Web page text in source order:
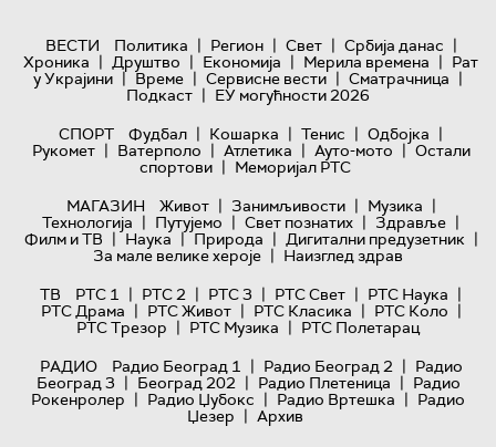
ВЕСТИ Политика | Регион | Свет | Србија данас |
Хроника | Друштво | Економија | Мерила времена | Рат
у Украјини | Време | Сервисне вести | Сматрачница |
Подкаст | ЕУ могућности 2026
СПОРТ
Фудбал | Кошарка | Тенис | Одбојка |
Рукомет | Ватерполо | Атлетика | Ауто-мото | Остали
спортови | Меморијал РТС
МАГАЗИН
Живот | Занимљивости | Музика |
Технологијa | Путујемо | Свет познатих | Здравље |
Филм и ТВ | Наука | Природа | Дигитални предузетник |
За мале велике хероје | Наизглед здрав
ТВ
РТС 1 | РТС 2 | РТС 3 | РТС Свет | РТС Наука |
РТС Драма | РТС Живот | РТС Класика | РТС Коло |
РТС Трезор | РТС Музика | РТС Полетарац
РАДИО
Радио Београд 1 | Радио Београд 2 | Радио
Београд 3 | Београд 202 | Радио Плетеница | Радио
Рокенролер | Радио Џубокс | Радио Вртешка | Радио
Џезер | Архив